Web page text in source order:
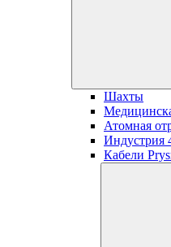
Шахты
Атомная
Индустрия
Кабели